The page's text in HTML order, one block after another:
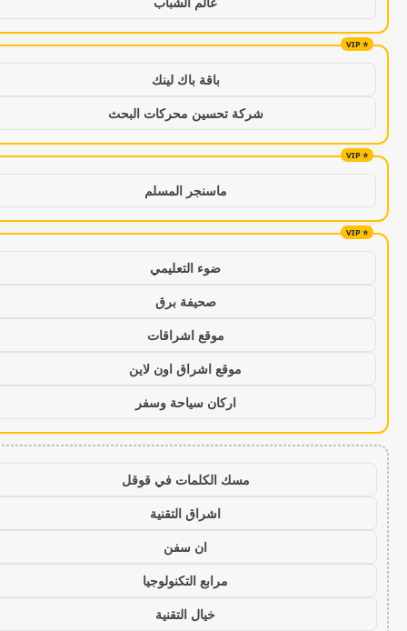
باقة باك لينك
شركة تحسين محركات البحث
ماسنجر المسلم
ضوء التعليمي
صحيفة برق
موقع اشراقات
موقع اشراق اون لاين
اركان سياحة وسفر
مسك الكلمات في قوقل
اشراق التقنية
ان سفن
مرابع التكنولوجيا
خيال التقنية